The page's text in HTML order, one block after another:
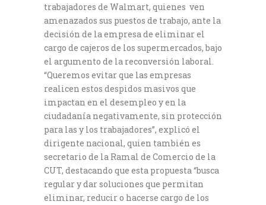
trabajadores de Walmart, quienes ven
amenazados sus puestos de trabajo, ante la
decisión de la empresa de eliminar el
cargo de cajeros de los supermercados, bajo
el argumento de la reconversión laboral.
“Queremos evitar que las empresas
realicen estos despidos masivos que
impactan en el desempleo y en la
ciudadanía negativamente, sin protección
para las y los trabajadores”, explicó el
dirigente nacional, quien también es
secretario de la Ramal de Comercio de la
CUT, destacando que esta propuesta “busca
regular y dar soluciones que permitan
eliminar, reducir o hacerse cargo de los